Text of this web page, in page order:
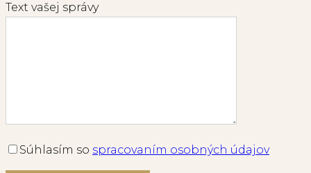
Text vašej správy
Súhlasím so spracovaním osobných údajov